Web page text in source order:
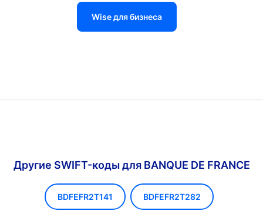
Wise для бизнеса
Другие SWIFT-коды для BANQUE DE FRANCE
BDFEFR2T141 BDFEFR2T282